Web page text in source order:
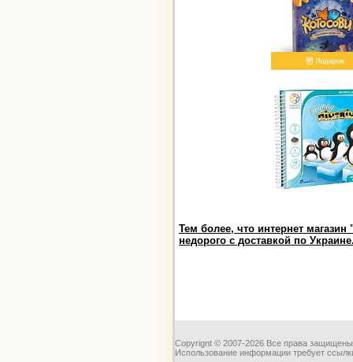
Тем более, что интернет магазин
недорого с доставкой по
Copyrignt © 2007-2026 Все права
Использование информации требует